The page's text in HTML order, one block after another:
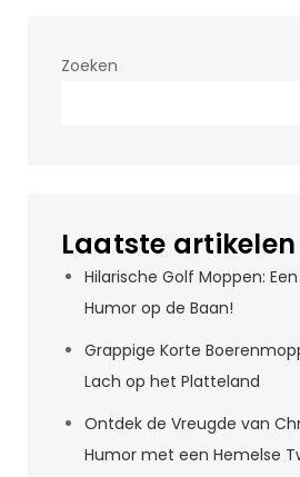
Zoeken
Laatste artikelen
Hilarische Golf Moppen:
Humor op de Baan!
Grappige Korte
Lach op het Platteland
Ontdek de Vreugde van
Humor met een Hemelse